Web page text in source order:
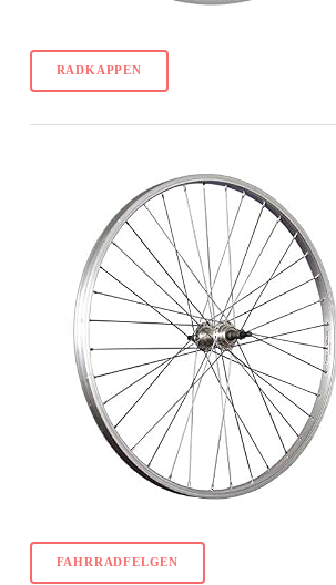
RADKAPPEN
FAHRRADFELGEN